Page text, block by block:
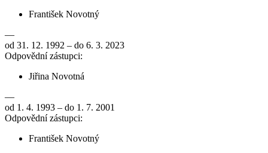
František Novotný
—
od 31. 12. 1992 – do 6. 3. 2023
Odpovědní zástupci:
Jiřina Novotná
—
od 1. 4. 1993 – do 1. 7. 2001
Odpovědní zástupci:
František Novotný